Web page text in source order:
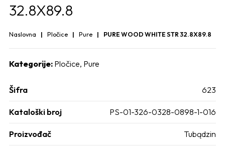
32.8X89.8
Naslovna Pločice Pure PURE WOOD WHITE STR 32.8X89.8
Kategorije: Pločice, Pure
Šifra 623
Kataloški broj PS-01-326-0328-0898-1-016
Proizvođač Tubądzin